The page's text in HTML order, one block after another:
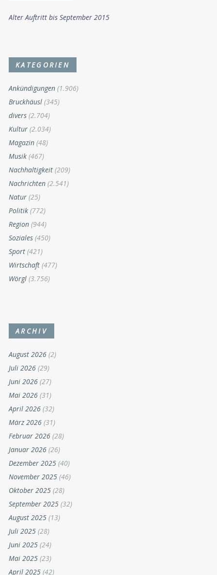
Alter Auftritt bis September 2015
KATEGORIEN
Ankündigungen (1.906)
Bruckhäusl (345)
divers (2.704)
Kultur (2.034)
Magazin (48)
Musik (467)
Nachhaltigkeit (209)
Nachrichten (2.541)
Natur (25)
Politik (772)
Region (944)
Soziales (450)
Sport (421)
Wirtschaft (477)
Wörgl (3.756)
ARCHIV
August 2026 (2)
Juli 2026 (29)
Juni 2026 (27)
Mai 2026 (31)
April 2026 (32)
März 2026 (31)
Februar 2026 (28)
Januar 2026 (26)
Dezember 2025 (40)
November 2025 (46)
Oktober 2025 (28)
September 2025 (32)
August 2025 (13)
Juli 2025 (28)
Juni 2025 (24)
Mai 2025 (23)
April 2025 (42)